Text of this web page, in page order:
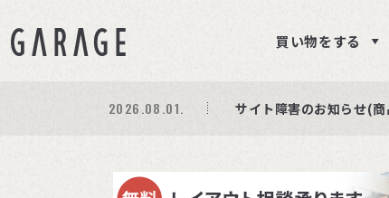
買い物をする
期間限定プレゼント│レ
商品ページ障害復旧のお
2026.08.01. サイト障害のお知らせ(